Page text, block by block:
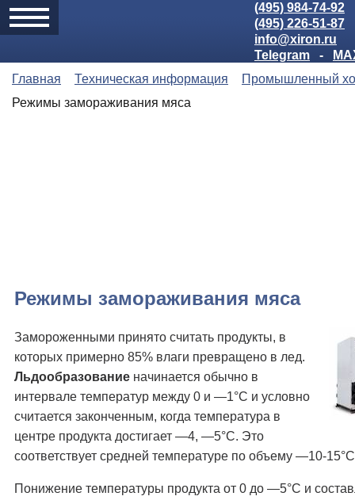
(495) 984-74-92
(495) 226-51-87
info@xiron.ru
Telegram
-
Главная
Техническая информация
Промышленный
Режимы замораживания мяса
Режимы замораживания мяса
Замороженными принято считать продукты, в
которых примерно 85% влаги превращено в лед.
Льдообразование начинается обычно в
интервале температур между 0 и —1°С и условно
считается законченным, когда температура в
центре продукта достигает —4, —5°С. Это
соответствует средней температуре по объему —10-
Понижение температуры продукта от 0 до —5°С и